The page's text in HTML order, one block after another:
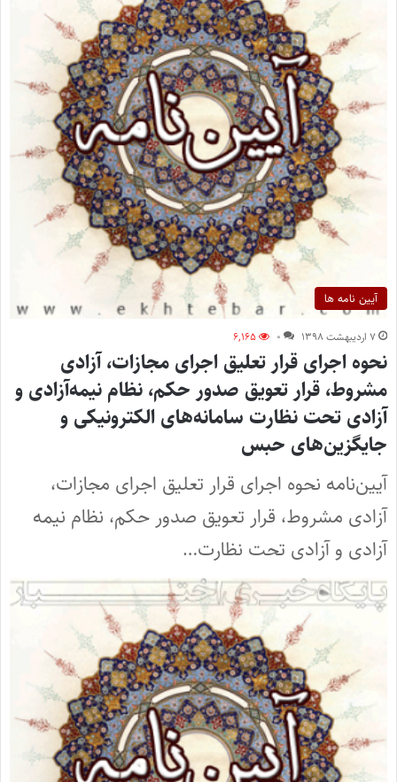
آیین نامه ها
۷ اردیبهشت ۱۳۹۸ ۰ ۶,۱۶۵
نحوه اجرای قرار تعلیق اجرای مجازات، آزادی
مشروط، قرار تعویق صدور حکم، نظام نیمه‌آزادی و
آزادی تحت نظارت سامانه‌های الکترونیکی و
جایگزین‌های حبس
آیین‌نامه نحوه اجرای قرار تعلیق اجرای مجازات،
آزادی مشروط، قرار تعویق صدور حکم، نظام نیمه
آزادی و آزادی تحت نظارت…